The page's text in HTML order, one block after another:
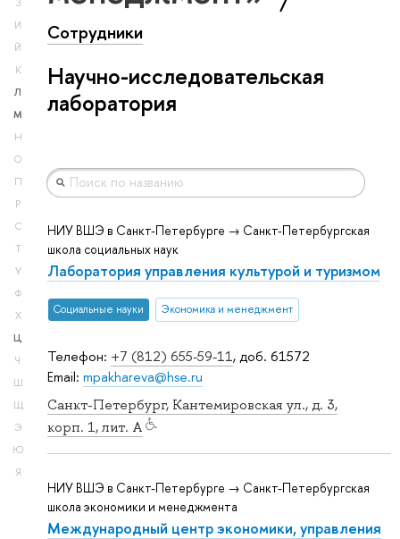
З
И
Й
К
Л
М
Н
О
П
Р
С
Т
У
Ф
Х
Ц
Ч
Ш
Щ
Э
Ю
Я
Сотрудники
Научно-исследовательская
лаборатория
Телефон: +7 (812) 655-59-11, доб. 61572
Email: mpakhareva@hse.ru
Санкт-Петербург, Кантемировская ул., д. 3,
корп. 1, лит. А
НИУ ВШЭ в Санкт-Петербурге → Санкт-Петербургская
школа социальных наук
Лаборатория управления культурой и туризмом
Социальные науки Экономика и менеджмент
НИУ ВШЭ в Санкт-Петербурге → Санкт-Петербургская
школа экономики и менеджмента
Международный центр экономики, управления